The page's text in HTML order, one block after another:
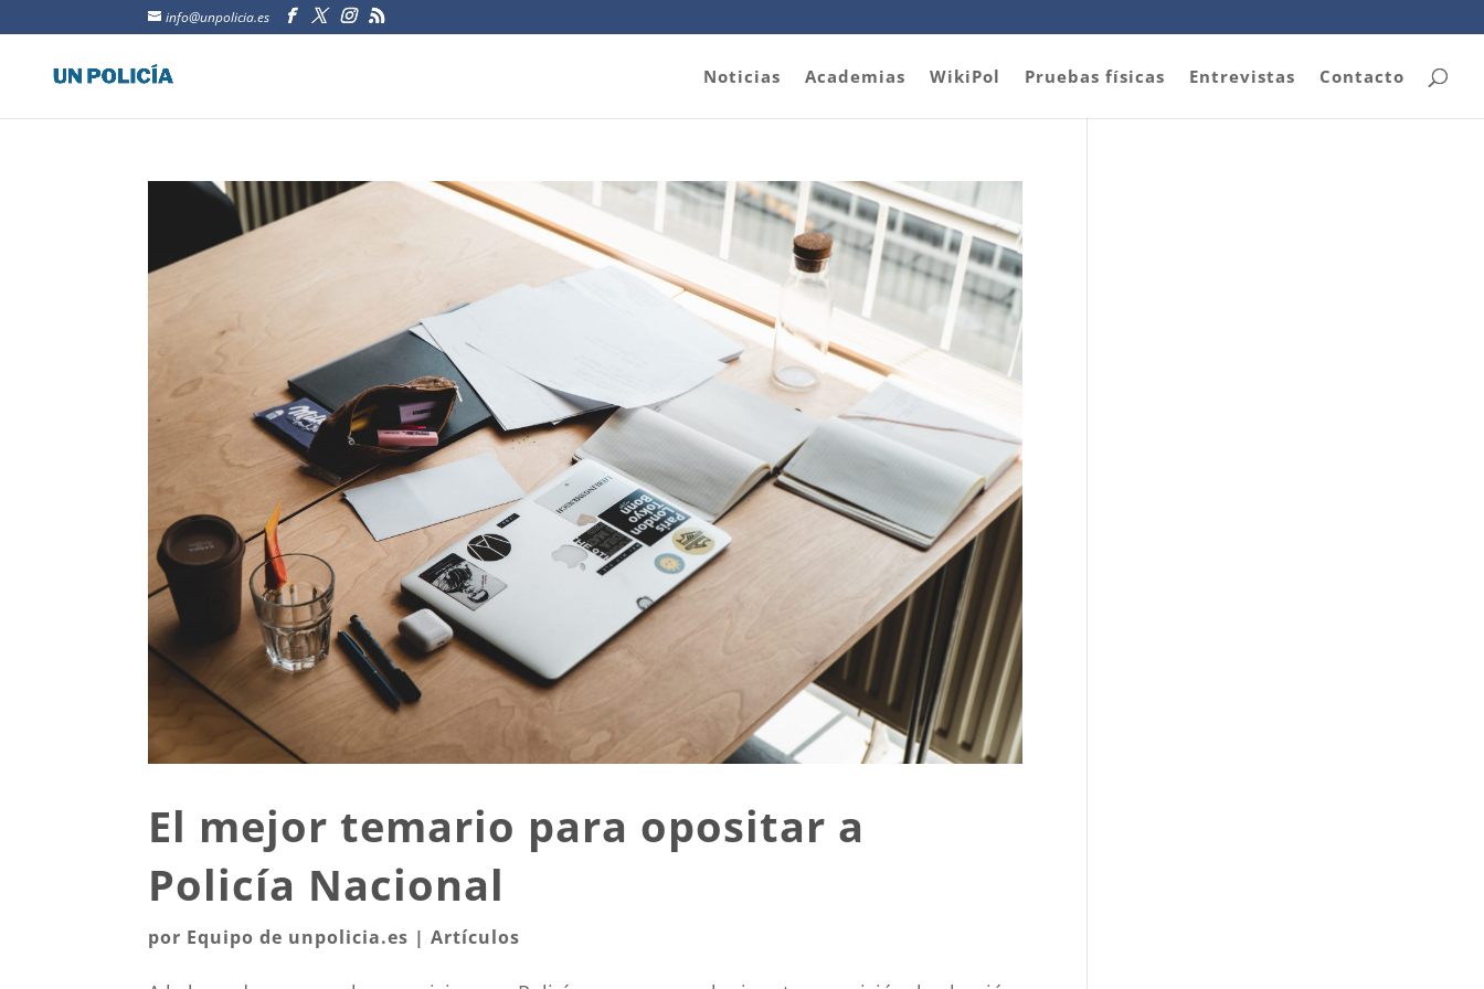
info@unpolicia.es
Noticias Academias WikiPol Pruebas físicas Entrevistas Contacto
El mejor temario para opositar a
Policía Nacional
por Equipo de unpolicia.es |Artículos